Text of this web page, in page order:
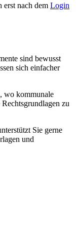
erst nach dem Login
sind bewusst
sich einfacher
wo kommunale
zu
Sie gerne
und